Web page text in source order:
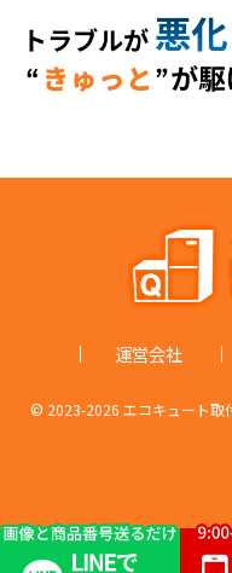
運営会社
© 2023-2026 エコキュート取